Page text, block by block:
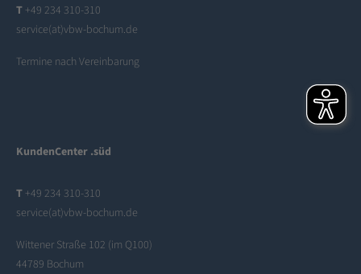
T +49 234 310-310
service(at)vbw-bochum.de
Termine nach Vereinbarung
KundenCenter .süd
T +49 234 310-310
service(at)vbw-bochum.de
Wittener Straße 102 (im Q100)
44789 Bochum